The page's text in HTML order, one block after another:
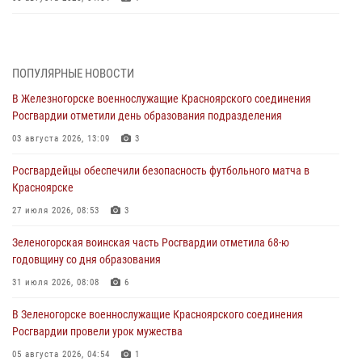
05 августа 2026, 04:52 1
В Красноярске сотрудники вневедомственной охраны Росгвардии
задержали подозреваемого в серии краж из гипермаркета
04 августа 2026, 09:57
Сотрудники Росгвардии обеспечили общественный порядок во
время проведения экстремального заплыва в Дудинке
04 августа 2026, 08:36
В Красноярске сотрудники Росгвардии задержали подозреваемого
в серии краж из супермаркета
04 августа 2026, 06:50
Военнослужащие Красноярского соединения Росгвардии
познакомили отдыхающих детей с тонкостями РХБ защиты
03 августа 2026, 13:12 2
ПОПУЛЯРНЫЕ НОВОСТИ
В Железногорске военнослужащие Красноярского соединения
Росгвардии отметили день образования подразделения
03 августа 2026, 13:09 3
Росгвардейцы обеспечили безопасность футбольного матча в
Красноярске
27 июля 2026, 08:53 3
Зеленогорская воинская часть Росгвардии отметила 68-ю
годовщину со дня образования
31 июля 2026, 08:08 6
В Зеленогорске военнослужащие Красноярского соединения
Росгвардии провели урок мужества
05 августа 2026, 04:54 1